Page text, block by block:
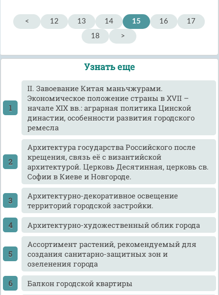
< 12 13 14 15 16
17
18
>
Узнать еще
II. Завоевание Китая маньчжурами.
Экономическое положение страны в XVII –
начале XIX вв.: аграрная политика Цинской
династии, особенности развития городского
ремесла
Архитектура государства Российского после
крещения, связь её с византийской
архитектурой. Церковь Десятинная, церковь св.
Софии в Киеве и Новгороде.
Архитектурно-декоративное освещение
территорий городской застройки.
Архитектурно-художественный облик города
Ассортимент растений, рекомендуемый для
создания санитарно-защитных зон и
озеленения города
Балкон городской квартиры